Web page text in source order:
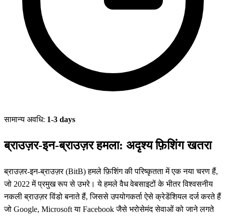
सामान्य अवधि: 1-3 days
ब्राउज़र-इन-ब्राउज़र हमला: अदृश्य फ़िशिंग खतरा
ब्राउज़र-इन-ब्राउज़र (BitB) हमले फ़िशिंग की परिष्कृतता में एक नया चरण हैं,
जो 2022 में प्रमुख रूप से उभरे। ये हमले वैध वेबसाइटों के भीतर विश्वसनीय
नकली ब्राउज़र विंडो बनाते हैं, जिससे उपयोगकर्ता ऐसे क्रेडेंशियल दर्ज करते हैं
जो Google, Microsoft या Facebook जैसे भरोसेमंद सेवाओं को जाने लगते